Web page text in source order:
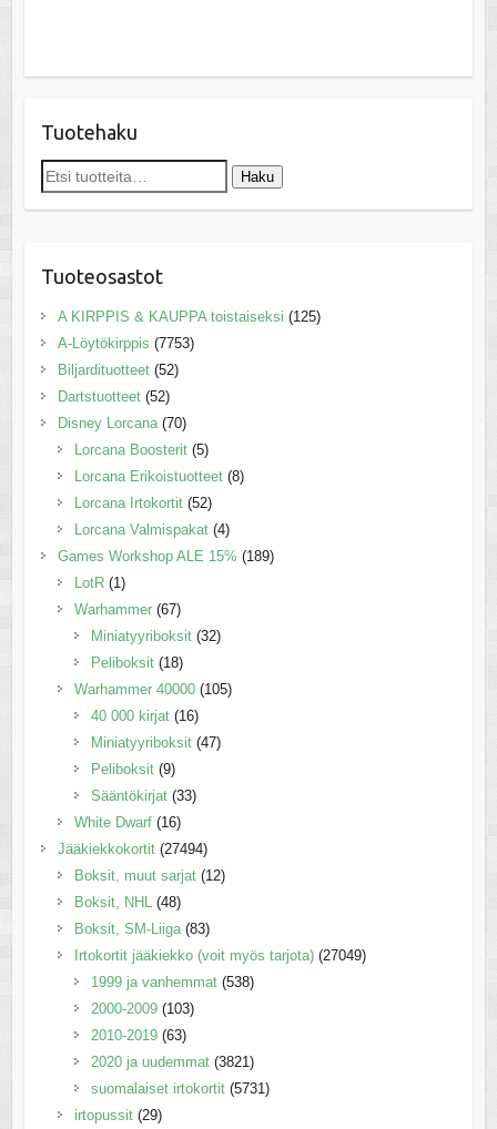
Tuotehaku
Etsi: Haku
Tuoteosastot
A KIRPPIS & KAUPPA toistaiseksi (125)
A-Löytökirppis (7753)
Biljardituotteet (52)
Dartstuotteet (52)
Disney Lorcana (70)
Lorcana Boosterit (5)
Lorcana Erikoistuotteet (8)
Lorcana Irtokortit (52)
Lorcana Valmispakat (4)
Games Workshop ALE 15% (189)
LotR (1)
Warhammer (67)
Miniatyyriboksit (32)
Peliboksit (18)
Warhammer 40000 (105)
40 000 kirjat (16)
Miniatyyriboksit (47)
Peliboksit (9)
Sääntökirjat (33)
White Dwarf (16)
Jääkiekkokortit (27494)
Boksit, muut sarjat (12)
Boksit, NHL (48)
Boksit, SM-Liiga (83)
Irtokortit jääkiekko (voit myös tarjota) (27049)
1999 ja vanhemmat (538)
2000-2009 (103)
2010-2019 (63)
2020 ja uudemmat (3821)
suomalaiset irtokortit (5731)
irtopussit (29)